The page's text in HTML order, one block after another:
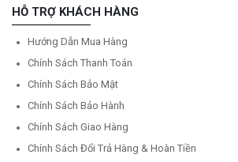
HỖ TRỢ KHÁCH HÀNG
Hướng Dẫn Mua Hàng
Chính Sách Thanh Toán
Chính Sách Bảo Mật
Chính Sách Bảo Hành
Chính Sách Giao Hàng
Chính Sách Đổi Trả Hàng & Hoàn Tiền